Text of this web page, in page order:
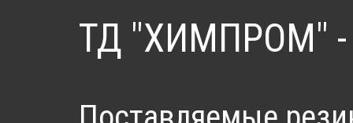
ТД "ХИМПРОМ" -